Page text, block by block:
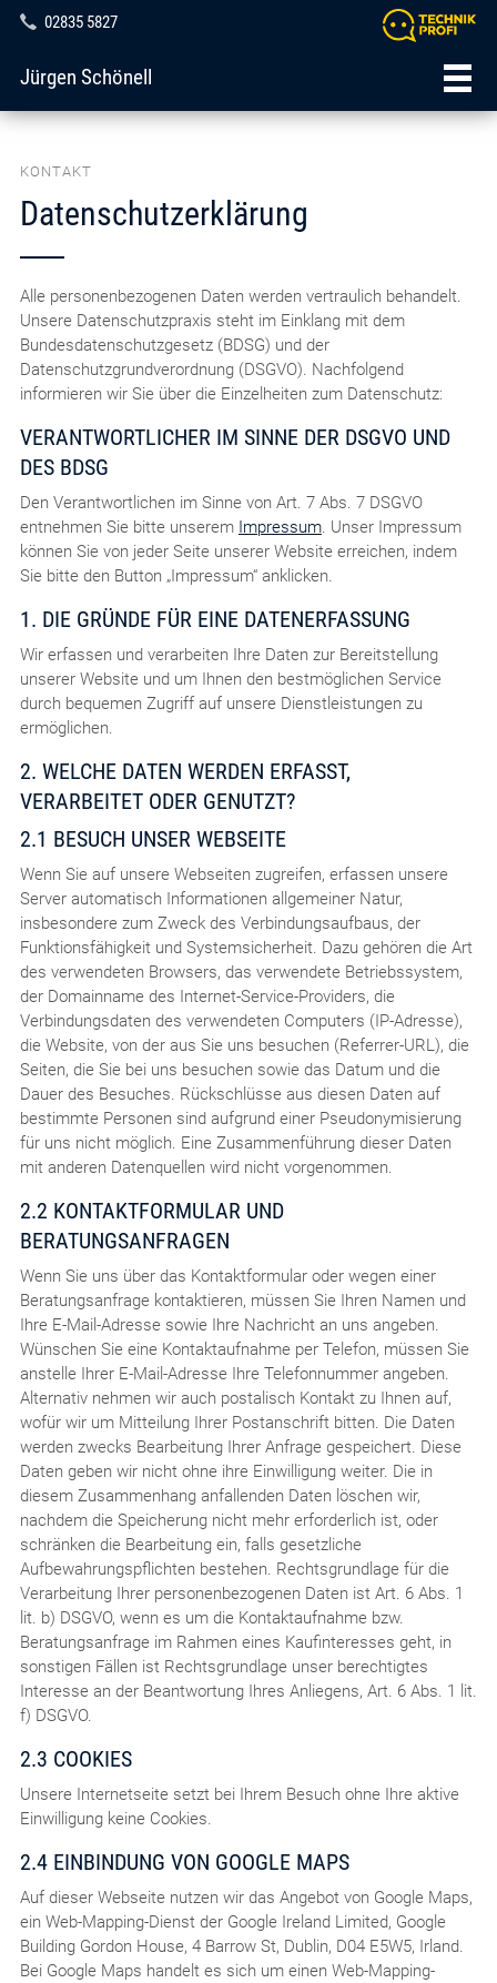
02835 5827
Jürgen Schönell
KONTAKT
Datenschutzerklärung
Alle personenbezogenen Daten werden vertraulich behandelt.
Unsere Datenschutzpraxis steht im Einklang mit dem
Bundesdatenschutzgesetz (BDSG) und der
Datenschutzgrundverordnung (DSGVO). Nachfolgend
informieren wir Sie über die Einzelheiten zum Datenschutz:
VERANTWORTLICHER IM SINNE DER DSGVO UND
DES BDSG
Den Verantwortlichen im Sinne von Art. 7 Abs. 7 DSGVO
entnehmen Sie bitte unserem Impressum. Unser Impressum
können Sie von jeder Seite unserer Website erreichen, indem
Sie bitte den Button „Impressum“ anklicken.
1. DIE GRÜNDE FÜR EINE DATENERFASSUNG
Wir erfassen und verarbeiten Ihre Daten zur Bereitstellung
unserer Website und um Ihnen den bestmöglichen Service
durch bequemen Zugriff auf unsere Dienstleistungen zu
ermöglichen.
2. WELCHE DATEN WERDEN ERFASST,
VERARBEITET ODER GENUTZT?
2.1 BESUCH UNSER WEBSEITE
Wenn Sie auf unsere Webseiten zugreifen, erfassen unsere
Server automatisch Informationen allgemeiner Natur,
insbesondere zum Zweck des Verbindungsaufbaus, der
Funktionsfähigkeit und Systemsicherheit. Dazu gehören die Art
des verwendeten Browsers, das verwendete Betriebssystem,
der Domainname des Internet-Service-Providers, die
Verbindungsdaten des verwendeten Computers (IP-Adresse),
die Website, von der aus Sie uns besuchen (Referrer-URL), die
Seiten, die Sie bei uns besuchen sowie das Datum und die
Dauer des Besuches. Rückschlüsse aus diesen Daten auf
bestimmte Personen sind aufgrund einer Pseudonymisierung
für uns nicht möglich. Eine Zusammenführung dieser Daten
mit anderen Datenquellen wird nicht vorgenommen.
2.2 KONTAKTFORMULAR UND
BERATUNGSANFRAGEN
Wenn Sie uns über das Kontaktformular oder wegen einer
Beratungsanfrage kontaktieren, müssen Sie Ihren Namen und
Ihre E-Mail-Adresse sowie Ihre Nachricht an uns angeben.
Wünschen Sie eine Kontaktaufnahme per Telefon, müssen Sie
anstelle Ihrer E-Mail-Adresse Ihre Telefonnummer angeben.
Alternativ nehmen wir auch postalisch Kontakt zu Ihnen auf,
wofür wir um Mitteilung Ihrer Postanschrift bitten. Die Daten
werden zwecks Bearbeitung Ihrer Anfrage gespeichert. Diese
Daten geben wir nicht ohne ihre Einwilligung weiter. Die in
diesem Zusammenhang anfallenden Daten löschen wir,
nachdem die Speicherung nicht mehr erforderlich ist, oder
schränken die Bearbeitung ein, falls gesetzliche
Aufbewahrungspflichten bestehen. Rechtsgrundlage für die
Verarbeitung Ihrer personenbezogenen Daten ist Art. 6 Abs. 1
lit. b) DSGVO, wenn es um die Kontaktaufnahme bzw.
Beratungsanfrage im Rahmen eines Kaufinteresses geht, in
sonstigen Fällen ist Rechtsgrundlage unser berechtigtes
Interesse an der Beantwortung Ihres Anliegens, Art. 6 Abs. 1 lit.
f) DSGVO.
2.3 COOKIES
Unsere Internetseite setzt bei Ihrem Besuch ohne Ihre aktive
Einwilligung keine Cookies.
2.4 EINBINDUNG VON GOOGLE MAPS
Auf dieser Webseite nutzen wir das Angebot von Google Maps,
ein Web-Mapping-Dienst der Google Ireland Limited, Google
Building Gordon House, 4 Barrow St, Dublin, D04 E5W5, Irland.
Bei Google Maps handelt es sich um einen Web-Mapping-